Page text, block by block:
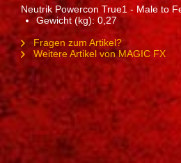
Neutrik Powercon True1 - Male to
Gewicht (kg): 0,27
Fragen zum Artikel?
Weitere Artikel von MAGIC FX